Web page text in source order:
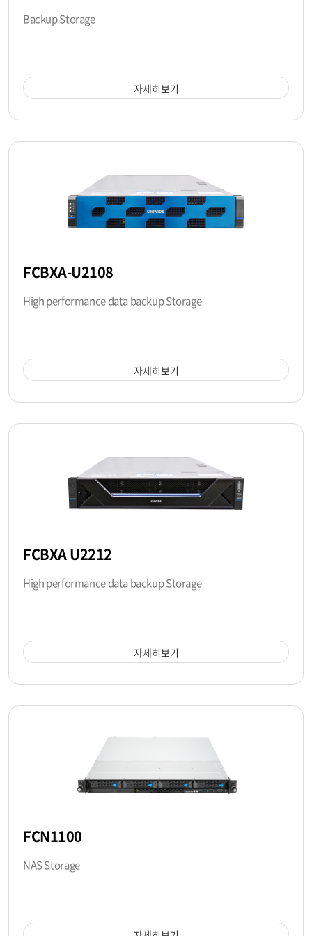
Backup Storage
자세히보기
FCBXA-U2108
High performance data backup Storage
자세히보기
FCBXA U2212
High performance data backup Storage
자세히보기
FCN1100
NAS Storage